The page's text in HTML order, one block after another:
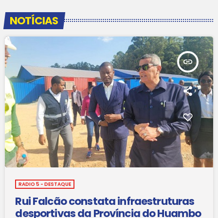
NOTÍCIAS
insert_link
RADIO 5 - DESTAQUE
Rui Falcão constata infraestruturas
desportivas da Província do Huambo